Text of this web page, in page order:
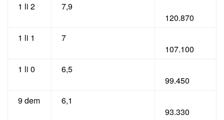
1 li 2
7,9
120.870
1 li 1
7
107.100
1 li 0
6,5
99.450
9 dem
6,1
93.330